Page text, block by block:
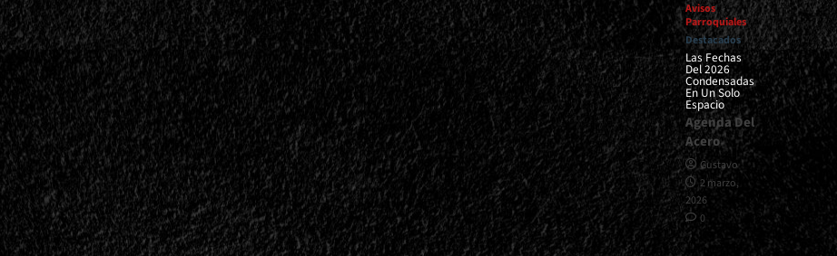
Avisos
Parroquiales
Destacados
Las Fechas
Del 2026
Condensadas
En Un Solo
Espacio
Agenda Del
Acero
Gustavo
2 marzo,
2026
0